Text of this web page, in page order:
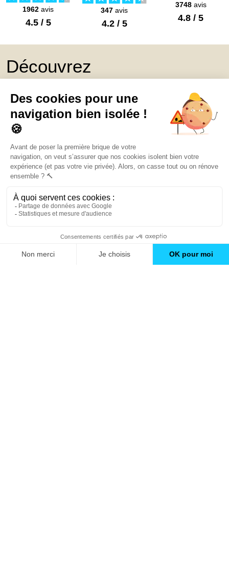
1962 avis
4.5 / 5
347 avis
4.2 / 5
3748avis
4.8 / 5
Découvrez
un catalogue de
conseils et inspirations
Trouver une agence